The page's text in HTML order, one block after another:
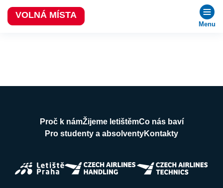
Menu
VOLNÁ MÍSTA
Proč k námŽijeme letištěmCo nás baví
Pro studenty a absolventyKontakty